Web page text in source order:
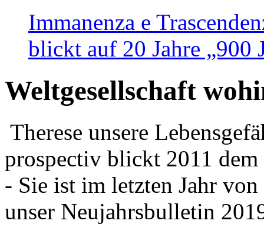
Immanenza e
blickt auf 20 Jahre „900
Weltgesellschaft
Therese unsere
prospectiv blickt 2011
- Sie ist im letzten Jahr
unser Neujahrsbulletin